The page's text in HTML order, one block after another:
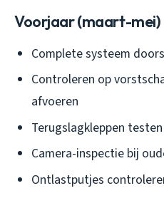
Voorjaar (maart-mei)
Complete systeem
Controleren op
afvoeren
Terugslagkleppen
Camera-inspectie bij
Ontlastputjes